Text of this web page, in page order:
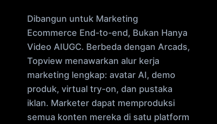
Dibangun untuk Marketing
Ecommerce End-to-end, Bukan Hanya
Video AIUGC. Berbeda dengan Arcads,
Topview menawarkan alur kerja
marketing lengkap: avatar AI, demo
produk, virtual try-on, dan pustaka
iklan. Marketer dapat memproduksi
semua konten mereka di satu platform